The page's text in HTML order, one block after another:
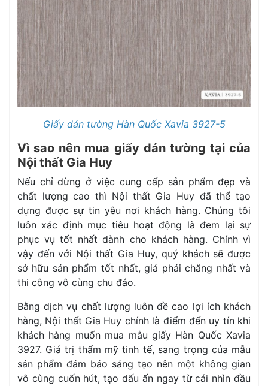
Giấy dán tường Hàn Quốc Xavia 3927-5
Vì sao nên mua giấy dán tường tại của
Nội thất Gia Huy
Nếu chỉ dừng ở việc cung cấp sản phẩm đẹp và
chất lượng cao thì Nội thất Gia Huy đã thể tạo
dựng được sự tin yêu nơi khách hàng. Chúng tôi
luôn xác định mục tiêu hoạt động là đem lại sự
phục vụ tốt nhất dành cho khách hàng. Chính vì
vậy đến với Nội thất Gia Huy, quý khách sẽ được
sở hữu sản phẩm tốt nhất, giá phải chăng nhất và
thi công vô cùng chu đáo.
Bằng dịch vụ chất lượng luôn đề cao lợi ích khách
hàng, Nội thất Gia Huy chính là điểm đến uy tín khi
khách hàng muốn mua mẫu giấy Hàn Quốc Xavia
3927. Giá trị thẩm mỹ tinh tế, sang trọng của mẫu
sản phẩm đảm bảo sáng tạo nên một không gian
vô cùng cuốn hút, tạo dấu ấn ngay từ cái nhìn đầu